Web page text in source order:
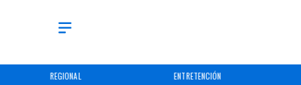
REGIONAL ENTRETENCIÓN